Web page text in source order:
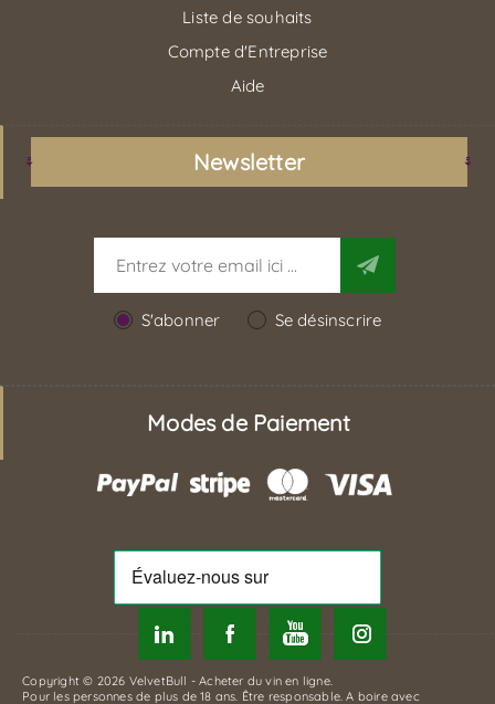
Liste de souhaits
Compte d'Entreprise
Aide
Newsletter
S'abonner Se désinscrire
Modes de Paiement
Copyright © 2026 VelvetBull - Acheter du vin en ligne.
Pour les personnes de plus de 18 ans. Être responsable. A boire avec